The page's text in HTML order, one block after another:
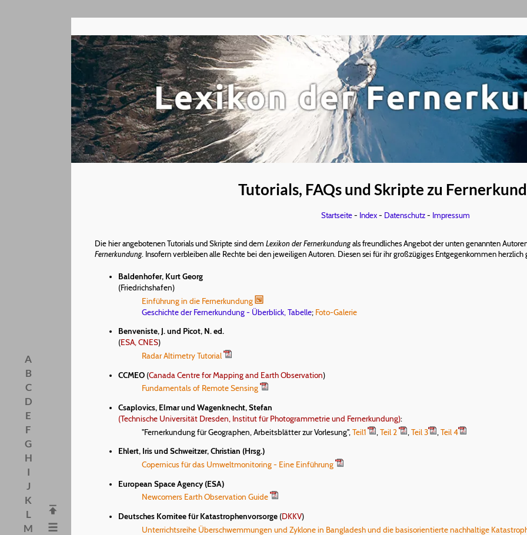
A
B
C
D
E
F
G
H
I
J
K
L
M
Tutorials, FAQs und Skripte zu
Startseite- Index- Datenschutz- Impressum
Die hier angebotenen Tutorials und Skripte sind dem Lexikon der Fernerkundungals freundliches Angebot der unten genannten
Fernerkundung. Insofern verbleiben alle Rechte bei den jeweiligen Autoren. Diesen sei für ihr großzügiges Entgegenkommen herzlich
Baldenhofer, Kurt Georg
(Friedrichshafen)
Einführung in die Fernerkundung
Geschichte der Fernerkundung - Überblick, Tabelle; Foto-Galerie
Benveniste, J. und Picot, N. ed.
(ESA, CNES)
Radar Altimetry Tutorial
CCMEO (Canada Centre for Mapping and Earth Observation)
Fundamentals of Remote Sensing
Csaplovics, Elmar und Wagenknecht, Stefan
(Technische Universität Dresden, Institut für Photogrammetrie und Fernerkundung):
"Fernerkundung für Geographen, Arbeitsblätter zur Vorlesung", Teil1 , Teil 2 , Teil 3 , Teil 4
Ehlert, Iris und Schweitzer, Christian (Hrsg.)
Copernicus für das Umweltmonitoring - Eine Einführung
European Space Agency (ESA)
Newcomers Earth Observation Guide
Deutsches Komitee für Katastrophenvorsorge (DKKV)
Unterrichtsreihe Überschwemmungen und Zyklone in Bangladesh und die basisorientierte nachhaltige